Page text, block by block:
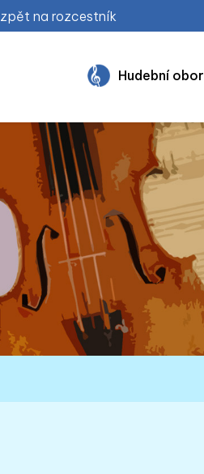
zpět na rozcestník
Hudební obor